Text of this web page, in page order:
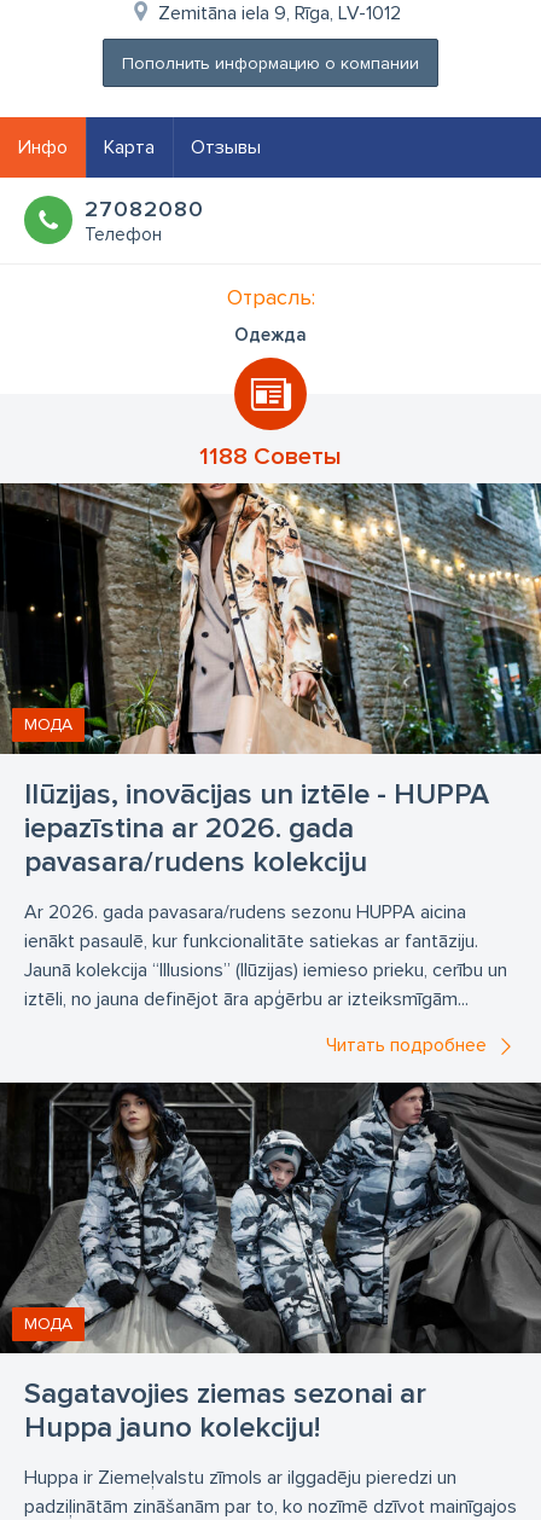
Zemitāna iela 9, Rīga, LV-1012
Пополнить информацию о компании
Инфо Карта Отзывы
27082080
Телефон
Отрасль:
Одежда
1188 Советы
Ilūzijas, inovācijas un iztēle - HUPPA
iepazīstina ar 2026. gada
pavasara/rudens kolekciju
МОДА
Ar 2026. gada pavasara/rudens sezonu HUPPA aicina
ienākt pasaulē, kur funkcionalitāte satiekas ar fantāziju.
Jaunā kolekcija “Illusions” (Ilūzijas) iemieso prieku, cerību un
iztēli, no jauna definējot āra apģērbu ar izteiksmīgām...
Читать подробнее
Sagatavojies ziemas sezonai ar
Huppa jauno kolekciju!
МОДА
Huppa ir Ziemeļvalstu zīmols ar ilggadēju pieredzi un
padziļinātām zināšanām par to, ko nozīmē dzīvot mainīgajos